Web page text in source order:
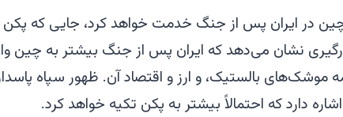
در ایران پس از جنگ خدمت خواهد کرد، جایی که
نشان می‌دهد که ایران پس از جنگ بیشتر به چین
موشک‌های بالستیک، و ارز و اقتصاد آن. ظهور سپاه
دارد که احتمالاً بیشتر به پکن تکیه خواهد کرد.